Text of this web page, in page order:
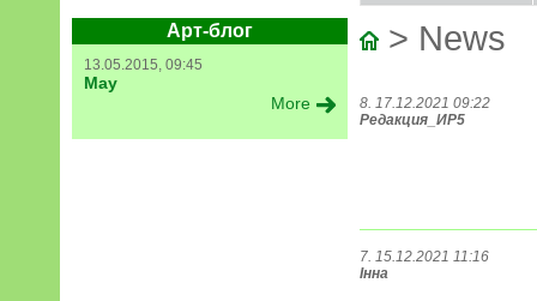
Арт-блог
13.05.2015, 09:45
May
More
> News
8. 17.12.2021 09:22
Редакция_ИР5
7. 15.12.2021 11:16
Інна